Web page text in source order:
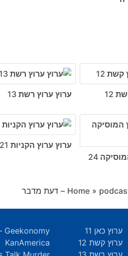
12 ערוץ ערוץ רשת 13
24
ערוץ ערוץ הקניות 21
Home »
ערוץ כאן 11
ערוץ קשת 12
Geekonomy – גיקונומי
KanAmerica